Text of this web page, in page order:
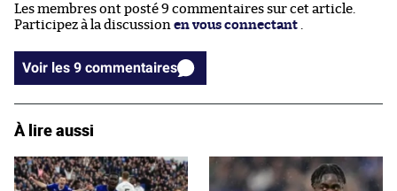
Les membres ont posté 9 commentaires sur cet article.
Participez à la discussion en vous connectant .
Voir les 9 commentaires
À lire aussi